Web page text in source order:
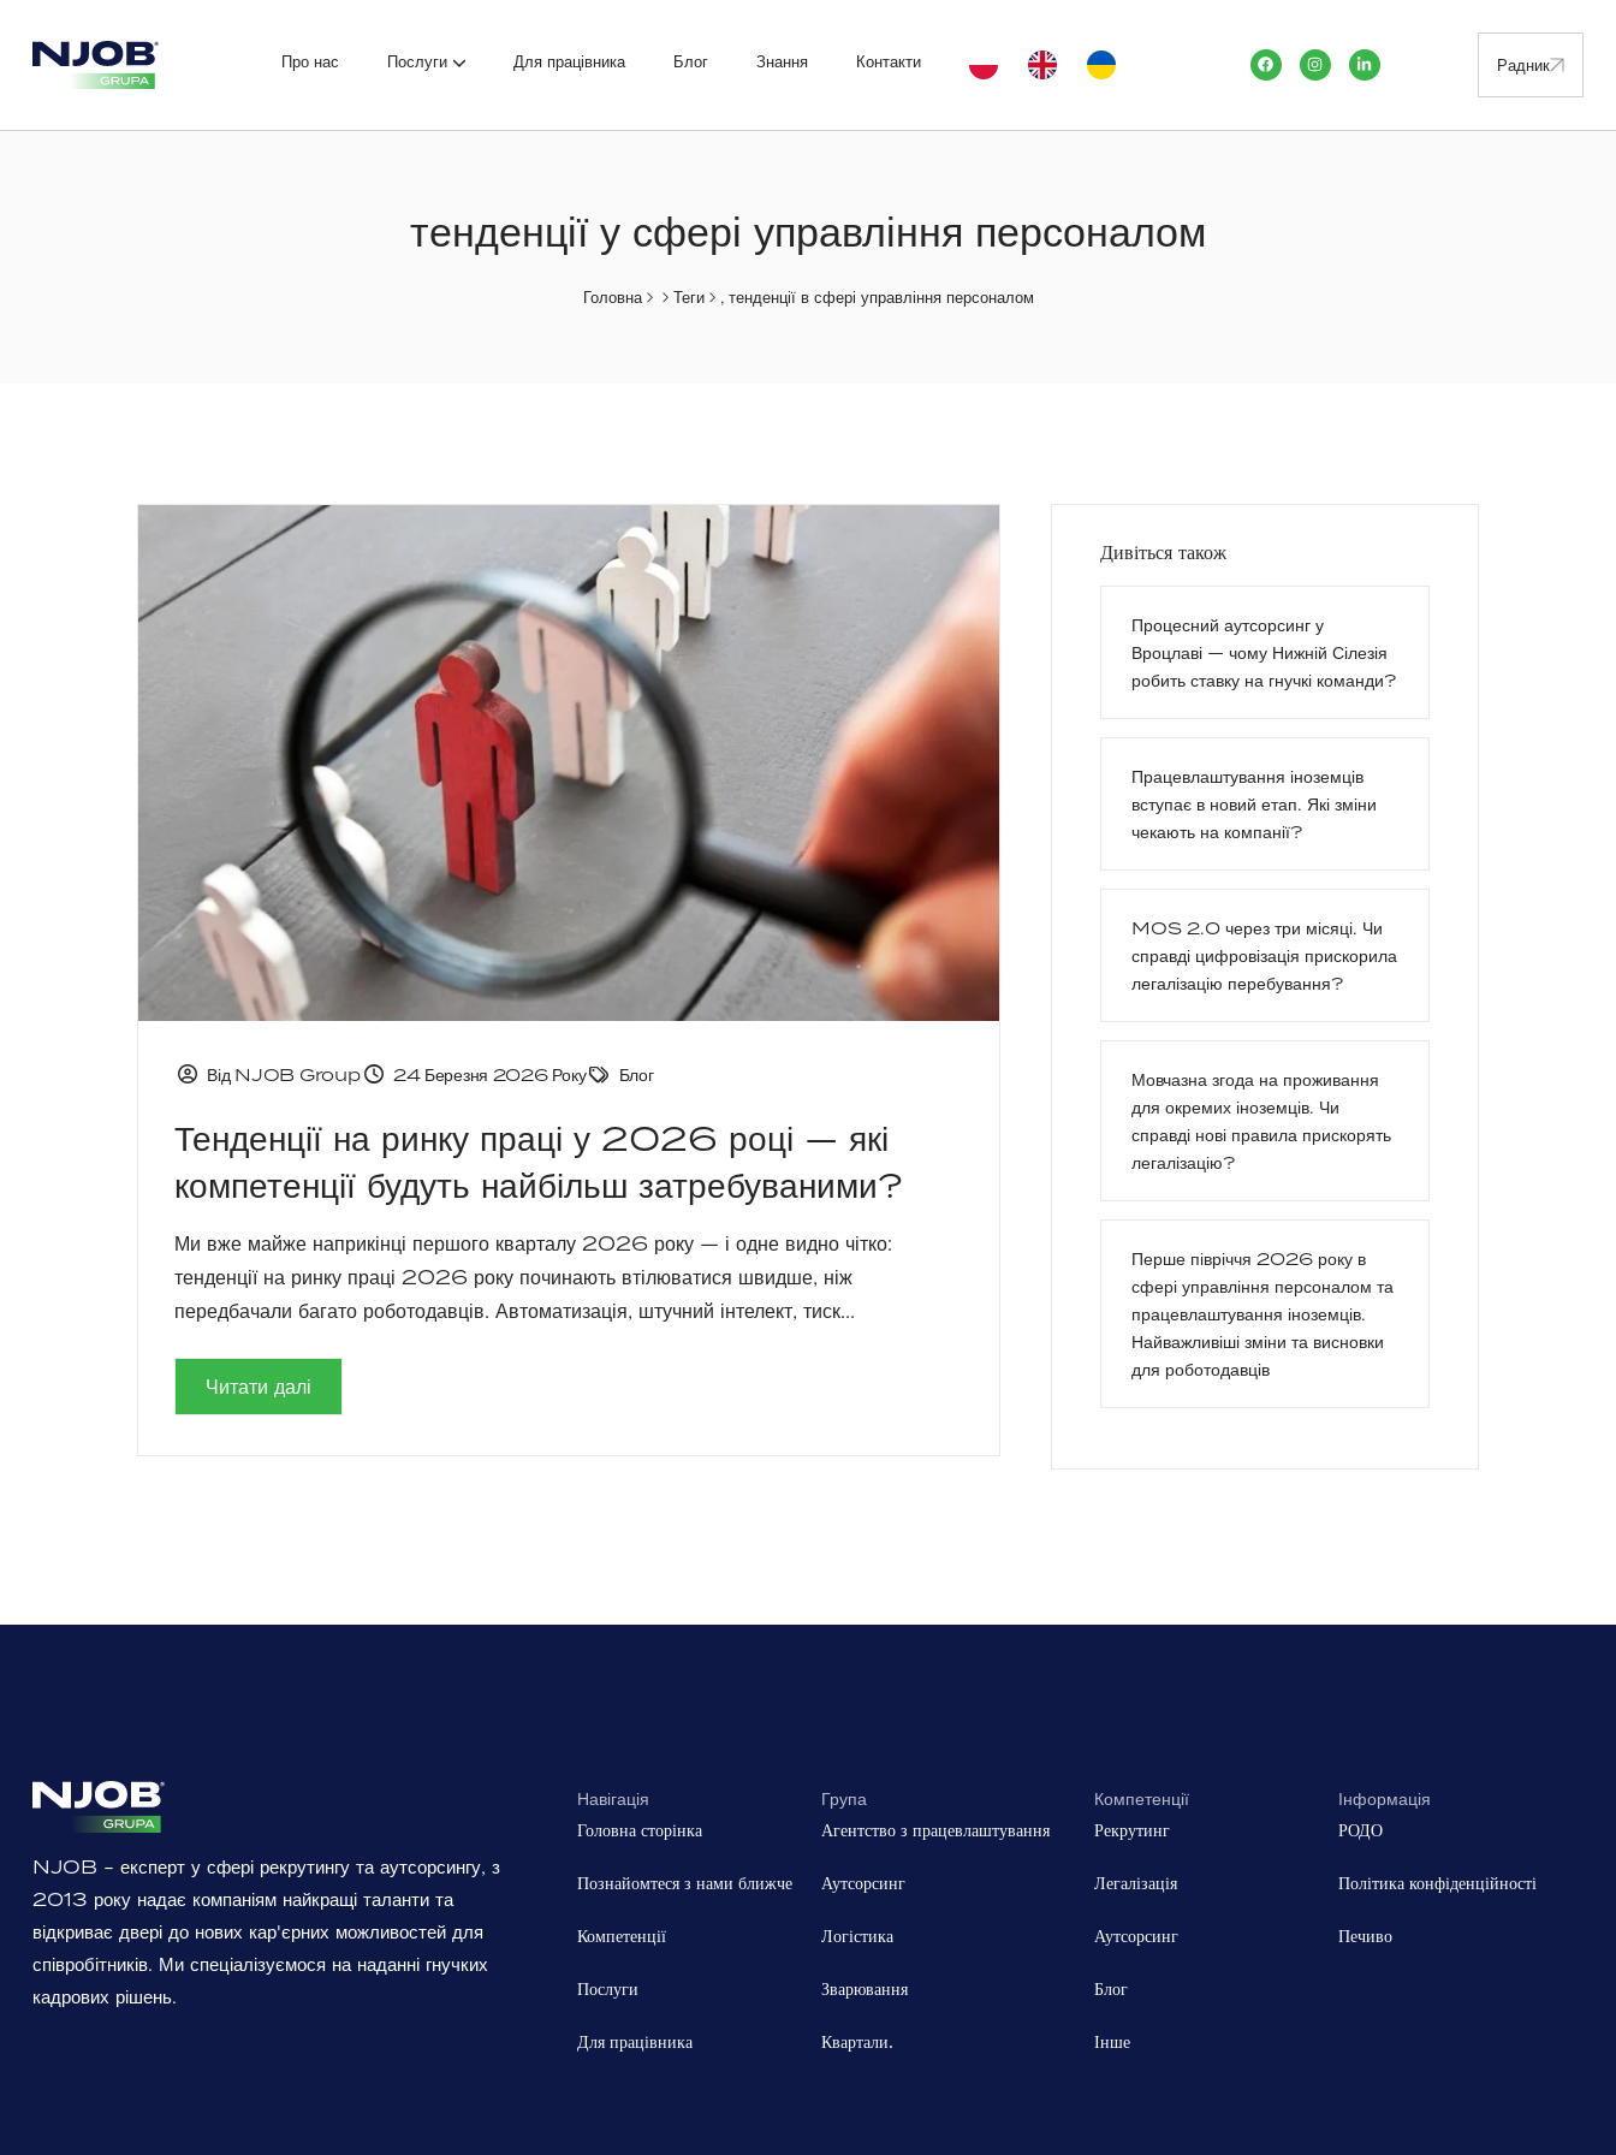
Про нас Послуги Для працівника Блог Знання Контакти Радник
тенденції у сфері управління персоналом
Головна Теги , тенденції в сфері управління персоналом
Від NJOB Group 24 Березня 2026 Року Блог
Тенденції на ринку праці у 2026 році — які
компетенції будуть найбільш затребуваними?
Ми вже майже наприкінці першого кварталу 2026 року — і одне видно чітко:
тенденції на ринку праці 2026 року починають втілюватися швидше, ніж
передбачали багато роботодавців. Автоматизація, штучний інтелект, тиск...
Читати далі
Дивіться також
Процесний аутсорсинг у
Вроцлаві — чому Нижній Сілезія
робить ставку на гнучкі команди?
Працевлаштування іноземців
вступає в новий етап. Які зміни
чекають на компанії?
MOS 2.0 через три місяці. Чи
справді цифровізація прискорила
легалізацію перебування?
Мовчазна згода на проживання
для окремих іноземців. Чи
справді нові правила прискорять
легалізацію?
Перше півріччя 2026 року в
сфері управління персоналом та
працевлаштування іноземців.
Найважливіші зміни та висновки
для роботодавців
NJOB - експерт у сфері рекрутингу та аутсорсингу, з
2013 року надає компаніям найкращі таланти та
відкриває двері до нових кар'єрних можливостей для
співробітників. Ми спеціалізуємося на наданні гнучких
кадрових рішень.
Навігація
Головна сторінка
Познайомтеся з нами ближче
Компетенції
Послуги
Для працівника
Група
Агентство з працевлаштування
Аутсорсинг
Логістика
Зварювання
Квартали.
Компетенції
Рекрутинг
Легалізація
Аутсорсинг
Блог
Інше
Інформація
РОДО
Політика конфіденційності
Печиво